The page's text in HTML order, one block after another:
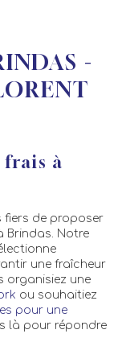
-
frais à
fiers de proposer
Brindas. Notre
une fraîcheur
organisiez une
ou souhaitiez
pour une
là pour répondre